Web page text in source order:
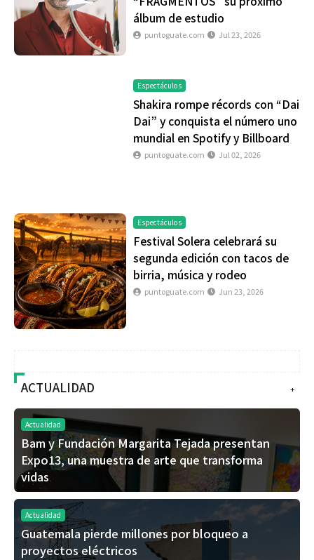
álbum de estudio
puntoguate.com Jul 23, 2026
Espectáculos
Shakira rompe récords con “Dai
Dai” y conquista el número uno
mundial en Spotify y Billboard
puntoguate.com Jul 02, 2026
Espectáculos
Festival Solera celebrará su
segunda edición con tacos de
birria, música y rodeo
puntoguate.com Jun 23, 2026
+
ACTUALIDAD
Actualidad
Bam y Fundación Margarita Tejada presentan
Expo13, una muestra de arte que transforma
vidas
Actualidad
Guatemala pierde millones por bloqueo a
proyectos eléctricos